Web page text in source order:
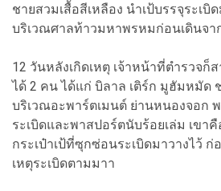
ชายสวมเสื้อสีเหลือง นำเป้บรรจุระเบิ
บริเวณศาลท้าวมหาพรหมก่อนเดินจา
12 วันหลังเกิดเหตุ เจ้าหน้าที่ตำรวจก็
ได้ 2 คน ได้แก่ บิลาล เติร์ก มูฮัมหมัด
บริเวณอะพาร์ตเมนต์ ย่านหนองจอก
ระเบิดและพาสปอร์ตนับร้อยเล่ม เข
กระเป๋าเป้ที่ซุกซ่อนระเบิดมาวางไว้ ก่
เหตุระเบิดตามมาา